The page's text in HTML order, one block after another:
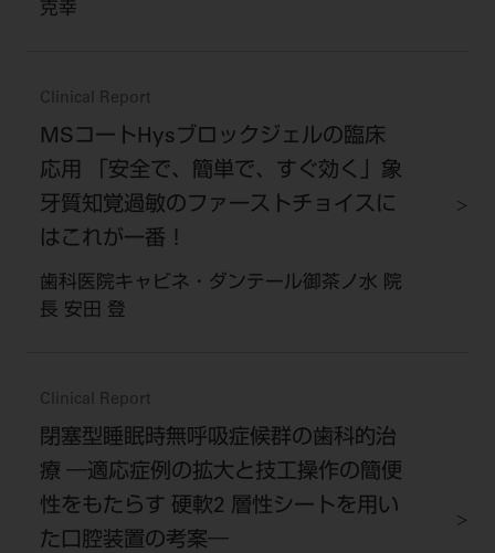
克幸
Clinical Report
MSコートHysブロックジェルの臨床
応用 「安全で、簡単で、すぐ効く」象
牙質知覚過敏のファーストチョイスに
はこれが一番！
歯科医院キャビネ・ダンテール御茶ノ水 院
長 安田 登
Clinical Report
閉塞型睡眠時無呼吸症候群の歯科的治
療 ―適応症例の拡大と技工操作の簡便
性をもたらす 硬軟2 層性シートを用い
た口腔装置の考案―